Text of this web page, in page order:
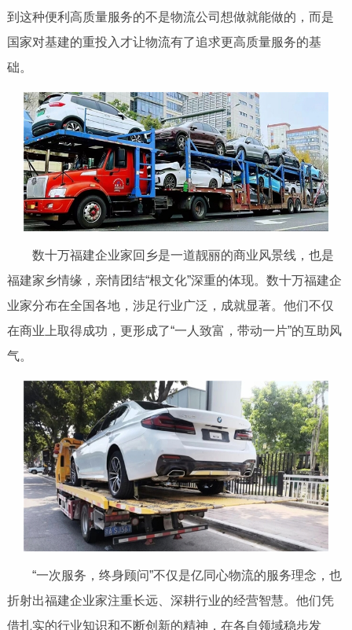
到这种便利高质量服务的不是物流公司想做就能做的，而是
国家对基建的重投入才让物流有了追求更高质量服务的基
础。
数十万福建企业家回乡是一道靓丽的商业风景线，也是
福建家乡情缘，亲情团结“根文化”深重的体现。数十万福建企
业家分布在全国各地，涉足行业广泛，成就显著。他们不仅
在商业上取得成功，更形成了“一人致富，带动一片”的互助风
气。
“一次服务，终身顾问”不仅是亿同心物流的服务理念，也
折射出福建企业家注重长远、深耕行业的经营智慧。他们凭
借扎实的行业知识和不断创新的精神，在各自领域稳步发